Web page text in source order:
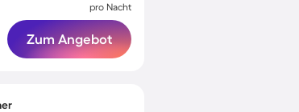
pro Nacht
Zum Angebot